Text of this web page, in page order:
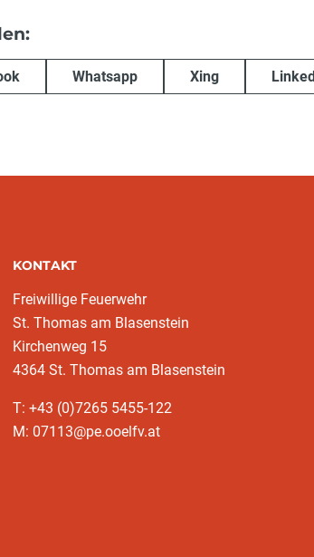
Whatsapp Xing
KONTAKT
Freiwillige Feuerwehr
St. Thomas am Blasenstein
Kirchenweg 15
4364 St. Thomas am Blasenstein
T: +43 (0)7265 5455-122
M: 07113@pe.ooelfv.at